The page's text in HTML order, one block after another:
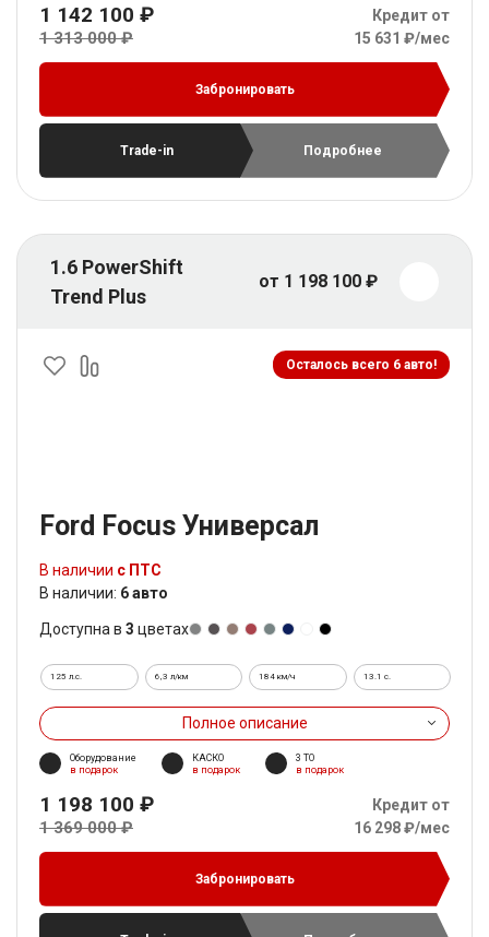
1 142 100 ₽
1 313 000 ₽
Кредит от
15 631 ₽/мес
Забронировать
Trade-in Подробнее
1.6 PowerShift
Trend Plus
от 1 198 100 ₽
Осталось всего 6 авто!
Ford Focus Универсал
В наличии с ПТС
В наличии: 6 авто
Доступна в 3 цветах
125 л.с. 6,3 л/км 184 км/ч 13.1 c.
Полное описание
Оборудование
в подарок
КАСКО
в подарок
3 ТО
в подарок
1 198 100 ₽
1 369 000 ₽
Кредит от
16 298 ₽/мес
Забронировать